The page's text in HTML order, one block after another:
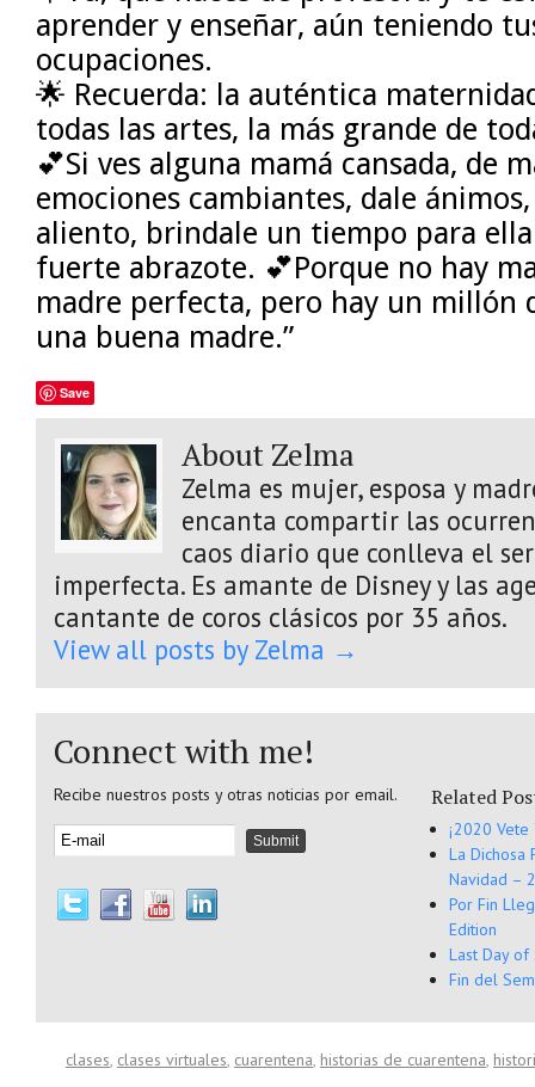
aprender y enseñar, aún teniendo
ocupaciones.
🌟 Recuerda: la auténtica
todas las artes, la más grande de
💕Si ves alguna mamá cansada, de
emociones cambiantes, dale
aliento, brindale un tiempo para
fuerte abrazote. 💕Porque no hay
madre perfecta, pero hay un millón
una buena madre.”
Save
About Zelma
Zelma es mujer, esposa y
encanta compartir las
caos diario que conlleva el
imperfecta. Es amante de Disney y las
cantante de coros clásicos por 35 años.
View all posts by Zelma →
Connect with me!
Recibe nuestros posts y otras noticias por email. Related
¡2020 Vete
La Dichosa
Navidad –
Por Fin
Edition
Last Day of
Fin del
clases, clases virtuales, cuarentena, historias de cuarentena,